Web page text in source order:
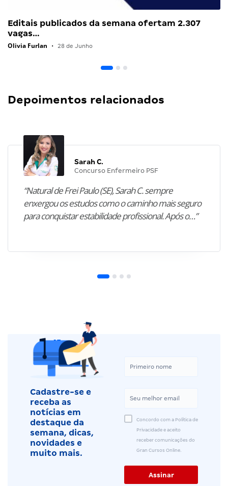
Editais publicados da semana ofertam 2.307
vagas…
Olivia Furlan • 28 de Junho
Depoimentos relacionados
Sarah C.
Concurso Enfermeiro PSF
“Natural de Frei Paulo (SE), Sarah C. sempre
enxergou os estudos como o caminho mais seguro
para conquistar estabilidade profissional. Após o…”
Cadastre-se e
receba as
notícias em
destaque da
semana, dicas,
novidades e
muito mais.
Concordo com a Política de
Privacidade e aceito
receber comunicações do
Gran Cursos Online.